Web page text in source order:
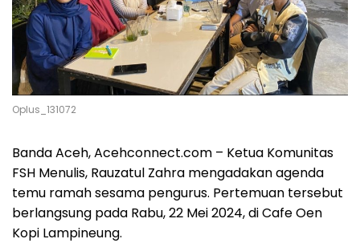
Oplus_131072
Banda Aceh, Acehconnect.com – Ketua Komunitas
FSH Menulis, Rauzatul Zahra mengadakan agenda
temu ramah sesama pengurus. Pertemuan tersebut
berlangsung pada Rabu, 22 Mei 2024, di Cafe Oen
Kopi Lampineung.